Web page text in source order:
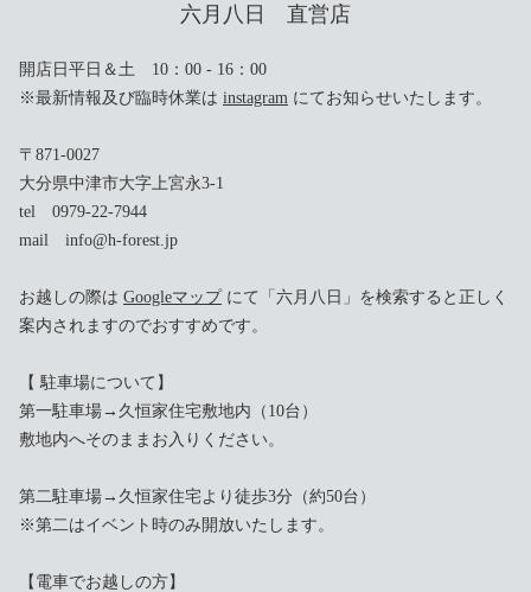
六月八日 直営店
開店日平日＆土 10：00 ‐ 16：00
※最新情報及び臨時休業は instagram にてお知らせいたします。
〒871-0027
大分県中津市大字上宮永3-1
tel 0979-22-7944
mail info@h-forest.jp
お越しの際は Googleマップにて「六月八日」を検索すると正しく
案内されますのでおすすめです。
【 駐車場について】
第一駐車場→久恒家住宅敷地内（10台）
敷地内へそのままお入りください。
第二駐車場→久恒家住宅より徒歩3分（約50台）
※第二はイベント時のみ開放いたします。
【電車でお越しの方】